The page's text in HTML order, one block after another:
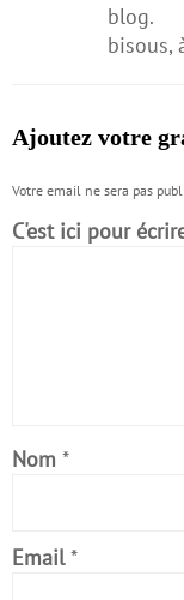
blog.
bisous,
Ajoutez votre
Votre email ne sera pas
C'est ici pour
Nom *
Email *